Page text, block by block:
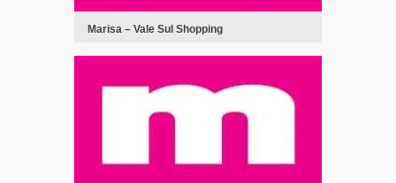
Marisa – Vale Sul Shopping